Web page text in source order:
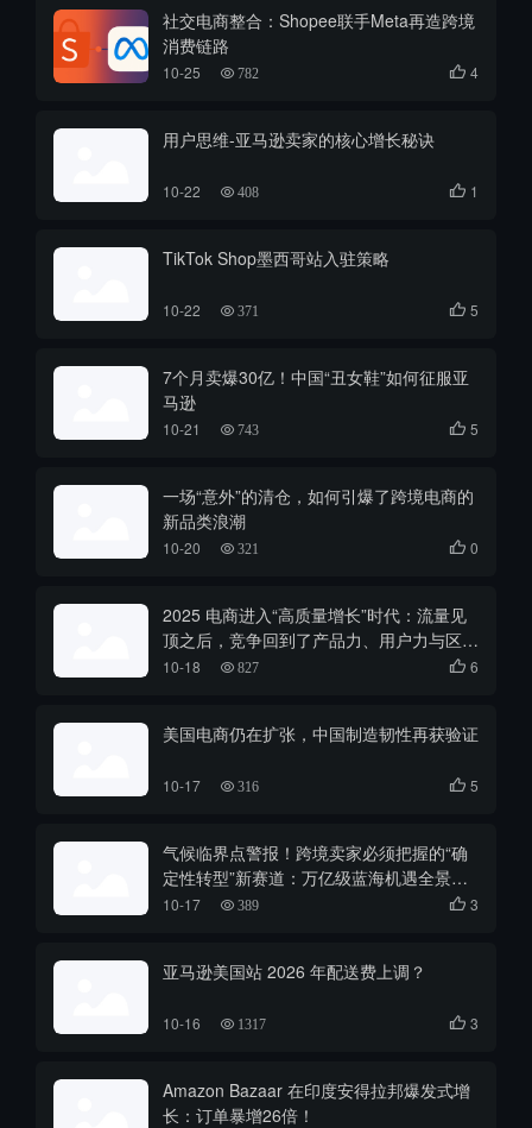
社交电商整合：Shopee联手Meta再造跨境
消费链路
10-25 782  4
用户思维-亚马逊卖家的核心增长秘诀
10-22 408  1
TikTok Shop墨西哥站入驻策略
10-22 371  5
7个月卖爆30亿！中国“丑女鞋”如何征服亚
马逊
10-21 743  5
一场“意外”的清仓，如何引爆了跨境电商的
新品类浪潮
10-20 321  0
2025 电商进入“高质量增长”时代：流量见
顶之后，竞争回到了产品力、用户力与区域
打法
10-18 827  6
美国电商仍在扩张，中国制造韧性再获验证
10-17 316  5
气候临界点警报！跨境卖家必须把握的“确
定性转型”新赛道：万亿级蓝海机遇全景分
析
10-17 389  3
亚马逊美国站 2026 年配送费上调？
10-16 1317  3
Amazon Bazaar 在印度安得拉邦爆发式增
长：订单暴增26倍！